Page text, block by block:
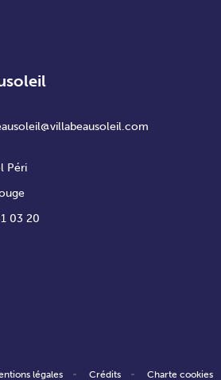
Péri
03 20
légales Crédits Charte cookies